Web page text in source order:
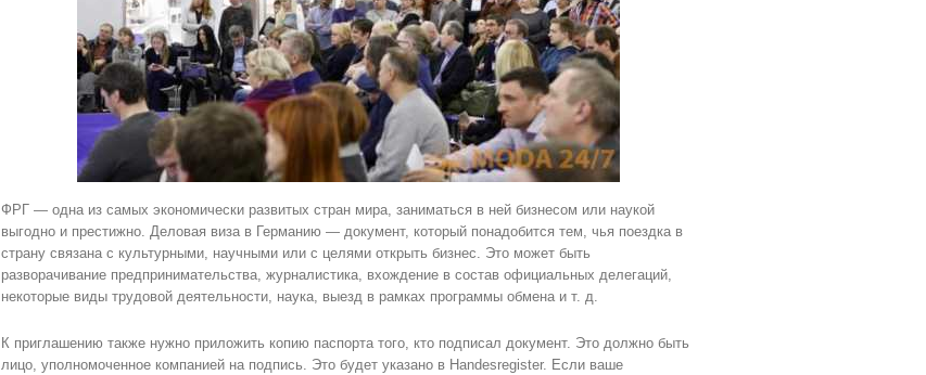
ФРГ — одна из самых экономически развитых стран мира, заниматься в ней бизнесом или наукой
выгодно и престижно. Деловая виза в Германию — документ, который понадобится тем, чья поездка в
страну связана с культурными, научными или с целями открыть бизнес. Это может быть
разворачивание предпринимательства, журналистика, вхождение в состав официальных делегаций,
некоторые виды трудовой деятельности, наука, выезд в рамках программы обмена и т. д.
К приглашению также нужно приложить копию паспорта того, кто подписал документ. Это должно быть
лицо, уполномоченное компанией на подпись. Это будет указано в Handesregister. Если ваше